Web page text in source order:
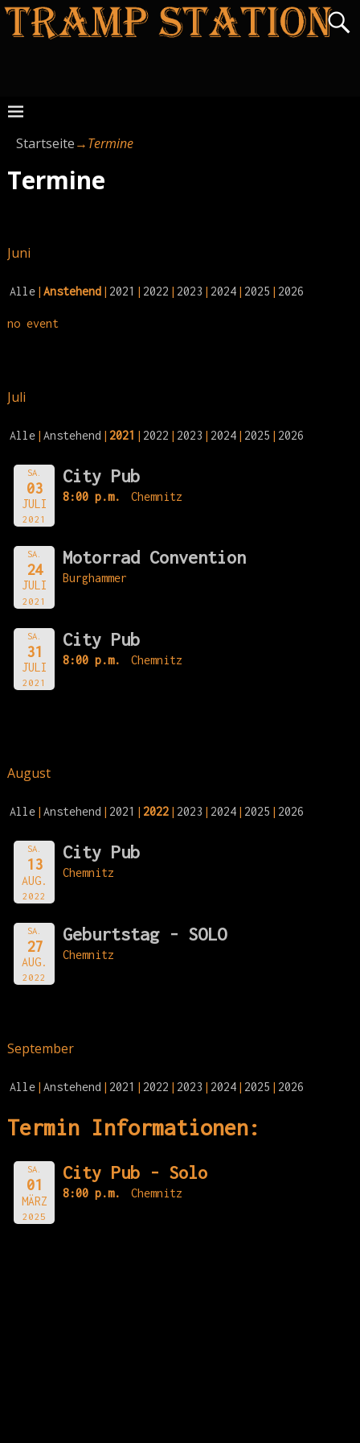
Startseite→Termine
Termine
Juni
Alle Anstehend 2021 2022 2023 2024 2025 2026
no event
Juli
Alle Anstehend 2021 2022 2023 2024 2025 2026
SA.
03
JULI
2021
City Pub
8:00 p.m. Chemnitz
SA.
24
JULI
2021
Motorrad Convention
Burghammer
SA.
31
JULI
2021
City Pub
8:00 p.m. Chemnitz
August
Alle Anstehend 2021 2022 2023 2024 2025 2026
SA.
13
AUG.
2022
City Pub
Chemnitz
SA.
27
AUG.
2022
Geburtstag - SOLO
Chemnitz
September
Alle Anstehend 2021 2022 2023 2024 2025 2026
Termin Informationen:
SA.
01
MÄRZ
2025
City Pub - Solo
8:00 p.m. Chemnitz